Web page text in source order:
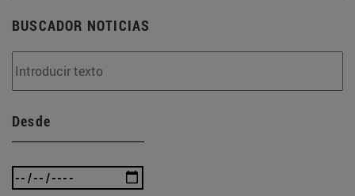
BUSCADOR NOTICIAS
Desde